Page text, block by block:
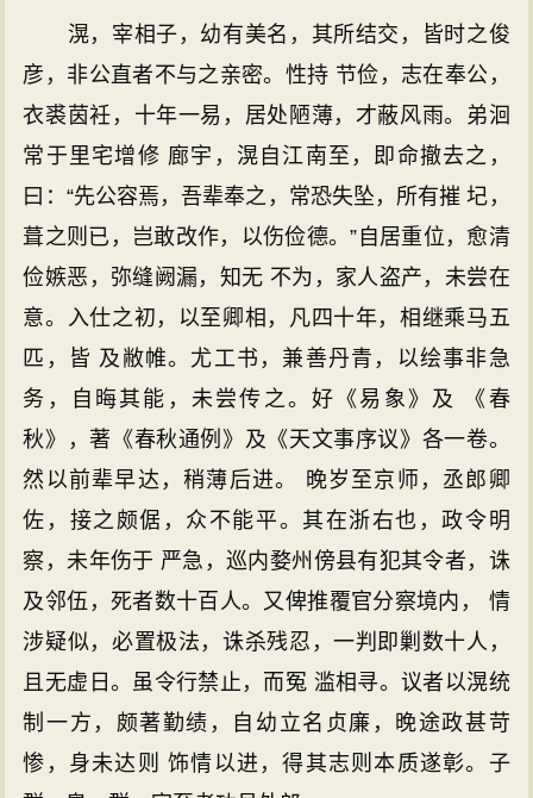
滉，宰相子，幼有美名，其所结交，皆时之俊
彦，非公直者不与之亲密。性持 节俭，志在奉公，
衣裘茵衽，十年一易，居处陋薄，才蔽风雨。弟洄
常于里宅增修 廊宇，滉自江南至，即命撤去之，
曰：“先公容焉，吾辈奉之，常恐失坠，所有摧 圮，
葺之则已，岂敢改作，以伤俭德。”自居重位，愈清
俭嫉恶，弥缝阙漏，知无 不为，家人盗产，未尝在
意。入仕之初，以至卿相，凡四十年，相继乘马五
匹，皆 及敝帷。尤工书，兼善丹青，以绘事非急
务，自晦其能，未尝传之。好《易象》及 《春
秋》，著《春秋通例》及《天文事序议》各一卷。
然以前辈早达，稍薄后进。 晚岁至京师，丞郎卿
佐，接之颇倨，众不能平。其在浙右也，政令明
察，未年伤于 严急，巡内婺州傍县有犯其令者，诛
及邻伍，死者数十百人。又俾推覆官分察境内， 情
涉疑似，必置极法，诛杀残忍，一判即剿数十人，
且无虚日。虽令行禁止，而冤 滥相寻。议者以滉统
制一方，颇著勤绩，自幼立名贞廉，晚途政甚苛
惨，身未达则 饰情以进，得其志则本质遂彰。子